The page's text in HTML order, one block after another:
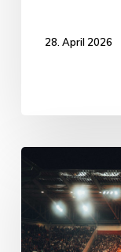
28. April 2026